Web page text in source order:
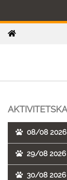
08/08
29/08
30/08